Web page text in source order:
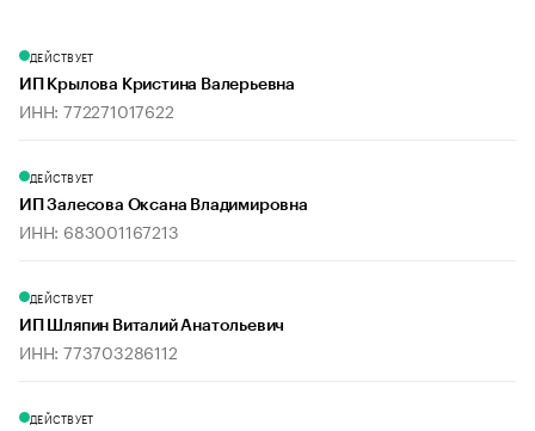
ДЕЙСТВУЕТ
ИП Крылова Кристина Валерьевна
ИНН: 772271017622
ДЕЙСТВУЕТ
ИП Залесова Оксана Владимировна
ИНН: 683001167213
ДЕЙСТВУЕТ
ИП Шляпин Виталий Анатольевич
ИНН: 773703286112
ДЕЙСТВУЕТ